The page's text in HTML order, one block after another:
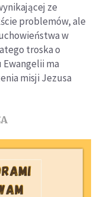
ze
problemów, ale
w
troska o
ma
misji Jezusa